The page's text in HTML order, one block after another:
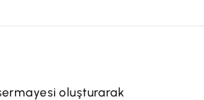
oluşturarak